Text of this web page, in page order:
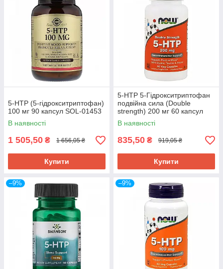
5-HTP (5-гідрокситриптофан)
100 мг 90 капсул SOL-01453
В наявності
1 505,50 ₴ 1 656,05 ₴
Купити
5-HTP 5-Гідрокситриптофан
подвійна сила (Double
strength) 200 мг 60 капсул
NOW-00108
В наявності
835,50 ₴ 919,05 ₴
Купити
–9% –9%